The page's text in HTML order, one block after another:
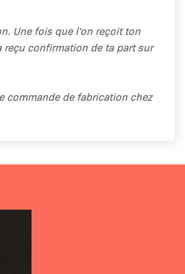
Une fois que l'on reçoit ton
confirmation de ta part sur
commande de fabrication chez